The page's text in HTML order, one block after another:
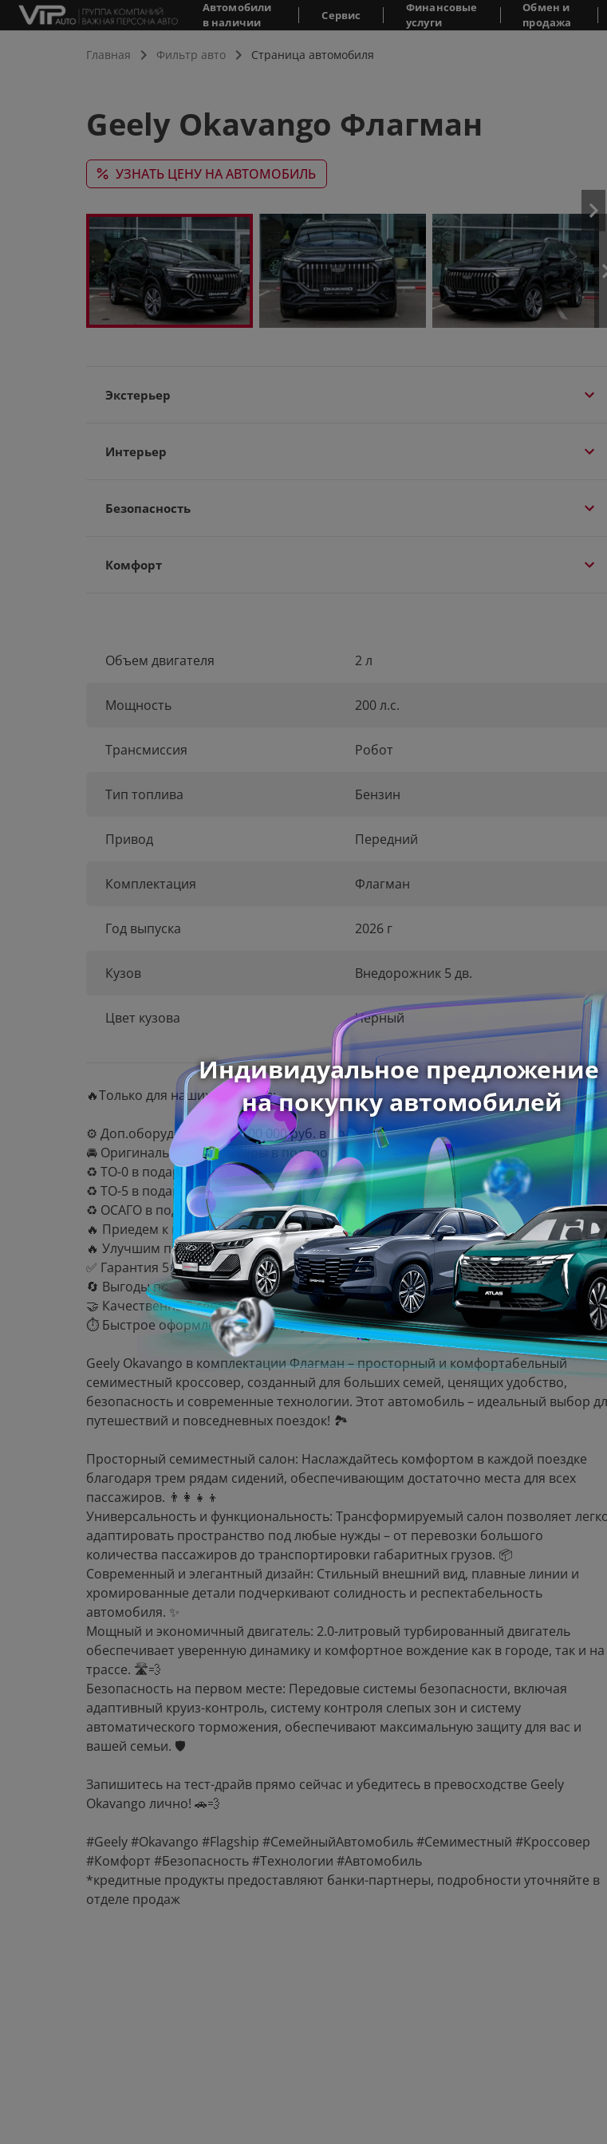
Автомобили
в наличии
Сервис
Финансовые
услуги
Обмен и
продажа
Главная Фильтр авто Страница автомобиля
Geely Okavango Флагман
УЗНАТЬ ЦЕНУ НА АВТОМОБИЛЬ
Экстерьер
Интерьер
Безопасность
Комфорт
Объем двигателя 2 л
Мощность 200 л.с.
Трансмиссия Робот
Тип топлива Бензин
Привод Передний
Комплектация Флагман
Год выпуска 2026 г
Кузов Внедорожник 5 дв.
Цвет кузова Черный
🔥Только для наших клиентов:
⚙️ Доп.оборудование на 100 000 руб. в подарок!
🚘 Оригинальные аксессуары в подарок!
♻️ ТО-0 в подарок!
♻️ ТО-5 в подарок!
♻️ ОСАГО в подарок!
🔥 Приедем к вам на тестовую поездку!
🔥 Улучшим предложение другого дилера! Звоните!
✅ Гарантия 5 лет — ваша уверенность в надежности автомобиля.
🔄 Выгоды по программам обмен и кредит — обновите авто на лучших условиях.
🤝 Качественный сервис и высокий уровень обслуживания.
⏱️ Быстрое оформление — минимум ожидания, максимум комфорта.
Geely Okavango в комплектации Флагман – просторный и комфортабельный
семиместный кроссовер, созданный для больших семей, ценящих удобство,
безопасность и современные технологии. Этот автомобиль – идеальный выбор
путешествий и повседневных поездок! 🏞
Просторный семиместный салон: Наслаждайтесь комфортом в каждой поездке
благодаря трем рядам сидений, обеспечивающим достаточно места для всех
пассажиров. 👨‍👩‍👧‍👦
Универсальность и функциональность: Трансформируемый салон позволяет
адаптировать пространство под любые нужды – от перевозки большого
количества пассажиров до транспортировки габаритных грузов. 📦
Современный и элегантный дизайн: Стильный внешний вид, плавные линии и
хромированные детали подчеркивают солидность и респектабельность
автомобиля. ✨
Мощный и экономичный двигатель: 2.0-литровый турбированный двигатель
обеспечивает уверенную динамику и комфортное вождение как в городе, так и на
трассе. 🛣💨
Безопасность на первом месте: Передовые системы безопасности, включая
адаптивный круиз-контроль, систему контроля слепых зон и систему
автоматического торможения, обеспечивают максимальную защиту для вас и
вашей семьи. 🛡
Запишитесь на тест-драйв прямо сейчас и убедитесь в превосходстве Geely
Okavango лично! 🚗💨
#Geely #Okavango #Flagship #СемейныйАвтомобиль #Семиместный #Кроссовер
#Комфорт #Безопасность #Технологии #Автомобиль
*кредитные продукты предоставляют банки-партнеры, подробности уточняйте в
отделе продаж